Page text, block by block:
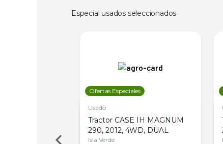
Especial usados seleccionados
Ofertas Especiales
Usado
Tractor CASE IH MAGNUM
290, 2012, 4WD, DUAL
Isla Verde